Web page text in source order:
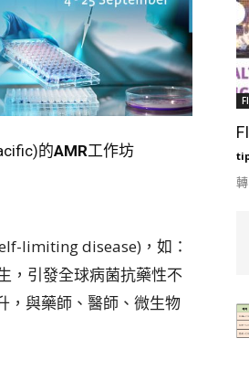
的AMR工作坊
limiting disease)，如：
，引發全球病菌抗藥性不
，與藥師、醫師、微生物